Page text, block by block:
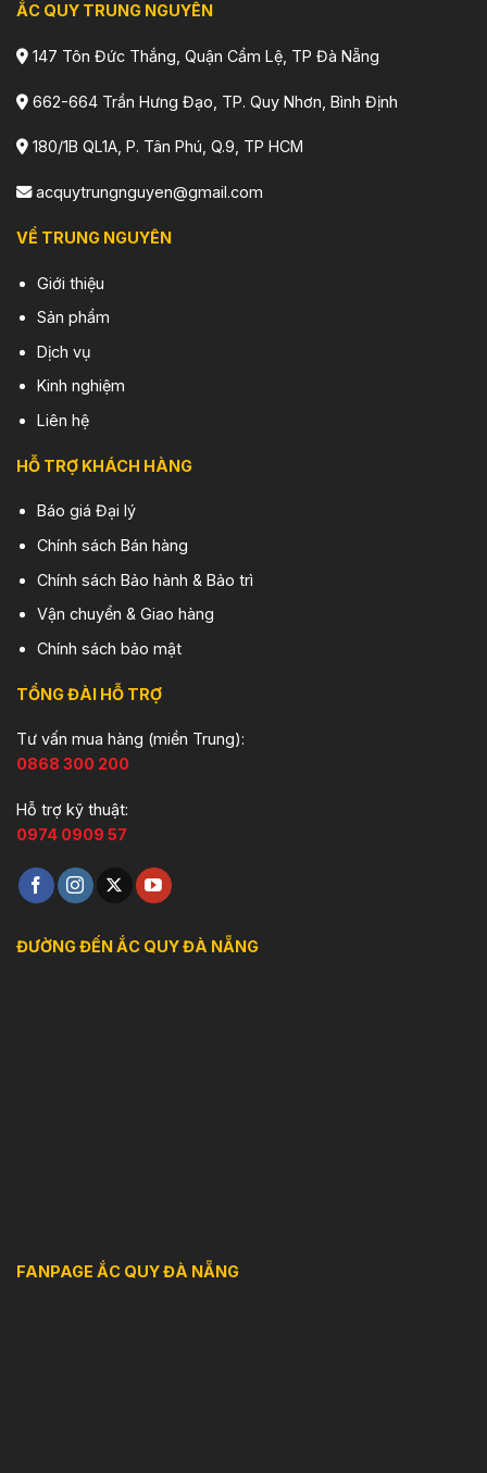
ẮC QUY TRUNG NGUYÊN
147 Tôn Đức Thắng, Quận Cẩm Lệ, TP Đà Nẵng
662-664 Trần Hưng Đạo, TP. Quy Nhơn, Bình Định
180/1B QL1A, P. Tân Phú, Q.9, TP HCM
acquytrungnguyen@gmail.com
VỀ TRUNG NGUYÊN
Giới thiệu
Sản phẩm
Dịch vụ
Kinh nghiệm
Liên hệ
HỖ TRỢ KHÁCH HÀNG
Báo giá Đại lý
Chính sách Bán hàng
Chính sách Bảo hành & Bảo trì
Vận chuyển & Giao hàng
Chính sách bảo mật
TỔNG ĐÀI HỖ TRỢ
Tư vấn mua hàng (miền Trung):
0868 300 200
Hỗ trợ kỹ thuật:
0974 0909 57
ĐƯỜNG ĐẾN ẮC QUY ĐÀ NẴNG
FANPAGE ẮC QUY ĐÀ NẴNG